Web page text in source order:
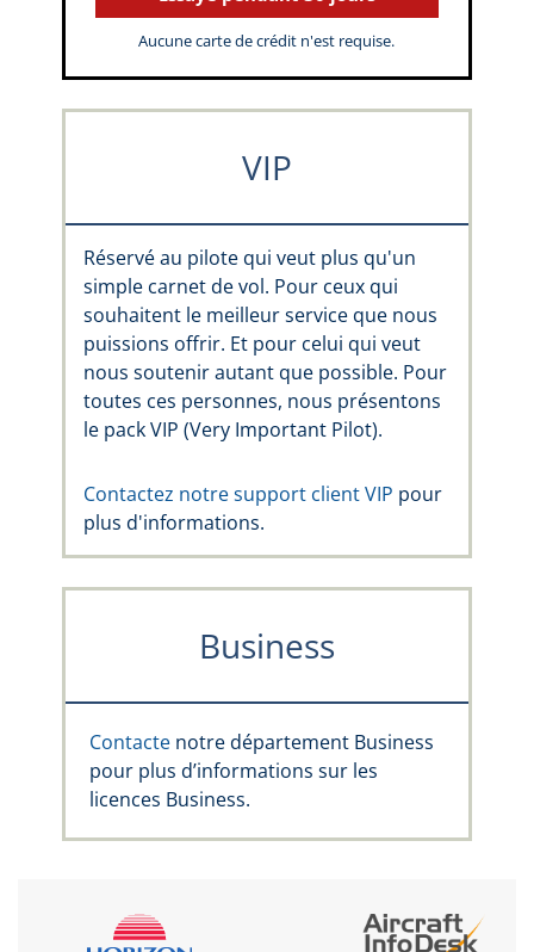
Aucune carte de crédit n'est requise.
VIP
Réservé au pilote qui veut plus qu'un
simple carnet de vol. Pour ceux qui
souhaitent le meilleur service que nous
puissions offrir. Et pour celui qui veut
nous soutenir autant que possible. Pour
toutes ces personnes, nous présentons
le pack VIP (Very Important Pilot).
Contactez notre support client VIP pour
plus d'informations.
Business
Contacte notre département Business
pour plus d’informations sur les
licences Business.